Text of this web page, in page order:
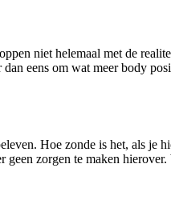
niet helemaal met de
eens om wat meer body
Hoe zonde is het, als je
zorgen te maken